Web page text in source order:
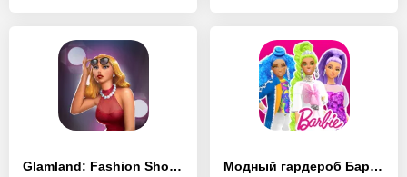
Glamland: Fashion Show, Dress Up Competition Game Модный гардероб Барби